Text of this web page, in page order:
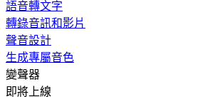
語音轉文字
轉錄音訊和影片
聲音設計
生成專屬音色
變聲器
即將上線